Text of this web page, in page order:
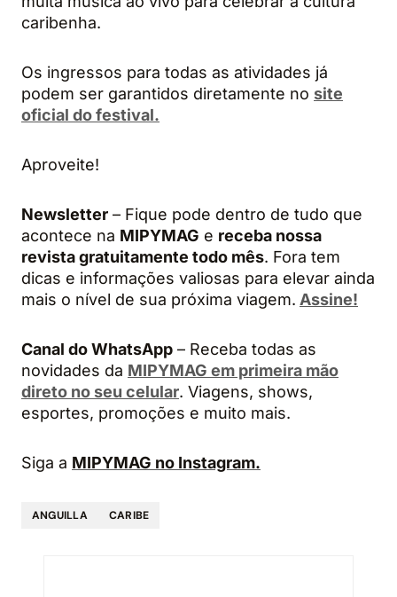
caribenha.
Os ingressos para todas as atividades já
podem ser garantidos diretamente no site
oficial do festival.
Aproveite!
Newsletter – Fique pode dentro de tudo que
acontece na MIPYMAG e receba nossa
revista gratuitamente todo mês. Fora tem
dicas e informações valiosas para elevar ainda
mais o nível de sua próxima viagem. Assine!
Canal do WhatsApp – Receba todas as
novidades da MIPYMAG em primeira mão
direto no seu celular. Viagens, shows,
esportes, promoções e muito mais.
Siga a MIPYMAG no Instagram.
ANGUILLA CARIBE